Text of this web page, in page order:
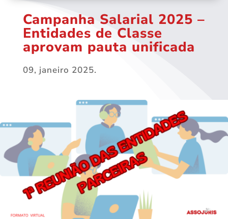
Campanha Salarial 2025 –
Entidades de Classe
aprovam pauta unificada
09, janeiro 2025.